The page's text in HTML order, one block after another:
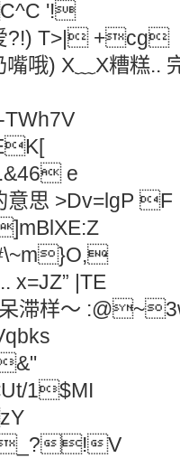
'!
?!) T>| +cg
哦) X﹏X糟糕..
e
意思 >Dv=lgP
x=JZ” |TE
呆滞样～
1$MI
c_?!V